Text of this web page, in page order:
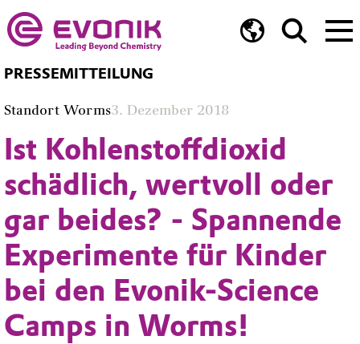
PRESSEMITTEILUNG
Standort Worms3. Dezember 2018
Ist Kohlenstoffdioxid
schädlich, wertvoll oder
gar beides? - Spannende
Experimente für Kinder
bei den Evonik-Science
Camps in Worms!